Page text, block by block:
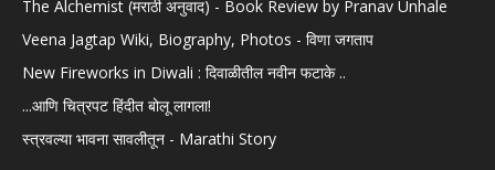
The Alchemist (मराठी अनुवाद) - Book Review by Pranav Unhale
Veena Jagtap Wiki, Biography, Photos - विणा जगताप
New Fireworks in Diwali : दिवाळीतील नवीन फटाके ..
...आणि चित्रपट हिंदीत बोलू लागला!
स्त्रवल्या भावना सावलीतून - Marathi Story